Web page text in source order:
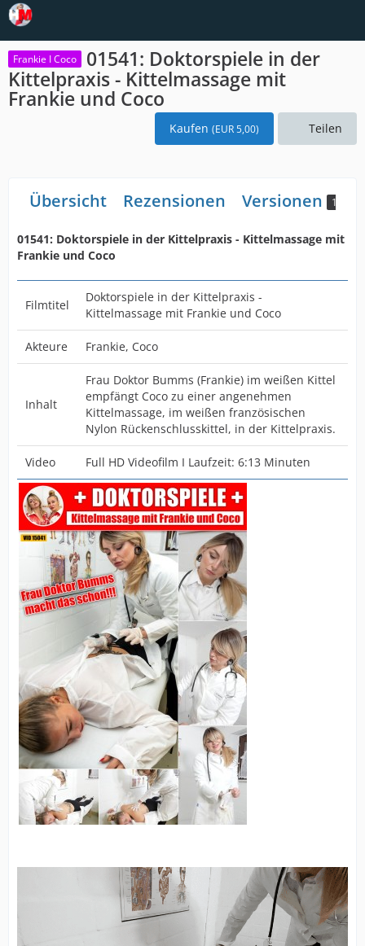
Frankie I Coco 01541: Doktorspiele in der
Kittelpraxis - Kittelmassage mit
Frankie und Coco
Kaufen (EUR 5,00) Teilen
Übersicht Rezensionen Versionen 1
01541: Doktorspiele in der Kittelpraxis - Kittelmassage mit
Frankie und Coco
Filmtitel
Doktorspiele in der Kittelpraxis -
Kittelmassage mit Frankie und Coco
Akteure Frankie, Coco
Inhalt
Frau Doktor Bumms (Frankie) im weißen Kittel
empfängt Coco zu einer angenehmen
Kittelmassage, im weißen französischen
Nylon Rückenschlusskittel, in der Kittelpraxis.
Video Full HD Videofilm I Laufzeit: 6:13 Minuten